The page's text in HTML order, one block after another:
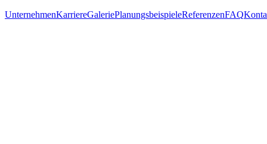
UnternehmenKarriereGaleriePlanungsbeispieleReferenzenFAQ